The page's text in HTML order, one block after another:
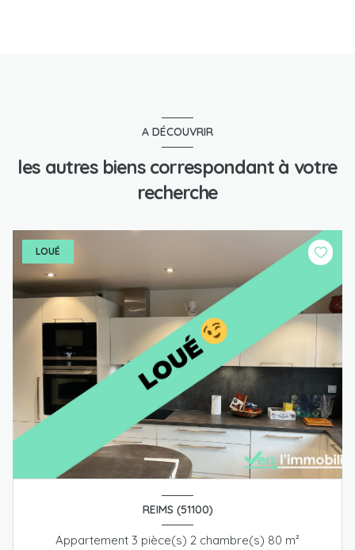
A DÉCOUVRIR
les autres biens correspondant à votre
recherche
LOUÉ
REIMS (51100)
Appartement 3 pièce(s) 2 chambre(s) 80 m²